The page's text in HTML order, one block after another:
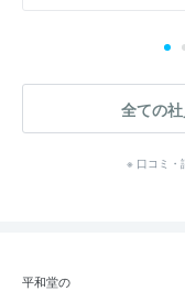
全ての
※ 口コミ・
平和堂の